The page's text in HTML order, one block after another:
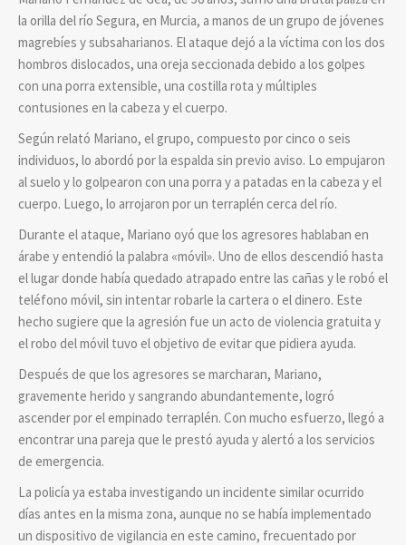
la orilla del río Segura, en Murcia, a manos de un grupo de jóvenes
magrebíes y subsaharianos. El ataque dejó a la víctima con los dos
hombros dislocados, una oreja seccionada debido a los golpes
con una porra extensible, una costilla rota y múltiples
contusiones en la cabeza y el cuerpo.
Según relató Mariano, el grupo, compuesto por cinco o seis
individuos, lo abordó por la espalda sin previo aviso. Lo empujaron
al suelo y lo golpearon con una porra y a patadas en la cabeza y el
cuerpo. Luego, lo arrojaron por un terraplén cerca del río.
Durante el ataque, Mariano oyó que los agresores hablaban en
árabe y entendió la palabra «móvil». Uno de ellos descendió hasta
el lugar donde había quedado atrapado entre las cañas y le robó el
teléfono móvil, sin intentar robarle la cartera o el dinero. Este
hecho sugiere que la agresión fue un acto de violencia gratuita y
el robo del móvil tuvo el objetivo de evitar que pidiera ayuda.
Después de que los agresores se marcharan, Mariano,
gravemente herido y sangrando abundantemente, logró
ascender por el empinado terraplén. Con mucho esfuerzo, llegó a
encontrar una pareja que le prestó ayuda y alertó a los servicios
de emergencia.
La policía ya estaba investigando un incidente similar ocurrido
días antes en la misma zona, aunque no se había implementado
un dispositivo de vigilancia en este camino, frecuentado por